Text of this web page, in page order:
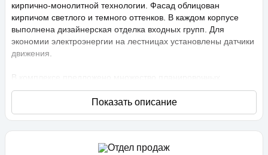
кирпично-монолитной технологии. Фасад облицован
кирпичом светлого и темного оттенков. В каждом корпусе
выполнена дизайнерская отделка входных групп. Для
экономии электроэнергии на лестницах установлены датчики
движения.
В комплексе предложено множество планировочных
решений: в наличии квартиры, как классического типа, так и
европланировки. Они сдаются с подчистовой отделкой,
высота потолков составляет 2,75 метра. В квартирах